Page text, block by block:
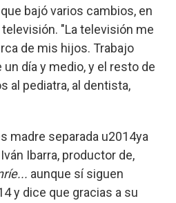
bajó varios cambios, en
"La televisión me
de mis hijos. Trabajo
día y medio, y el resto de
al pediatra, al dentista,
madre separada u2014ya
Ibarra, productor de,
aunque sí siguen
y dice que gracias a su